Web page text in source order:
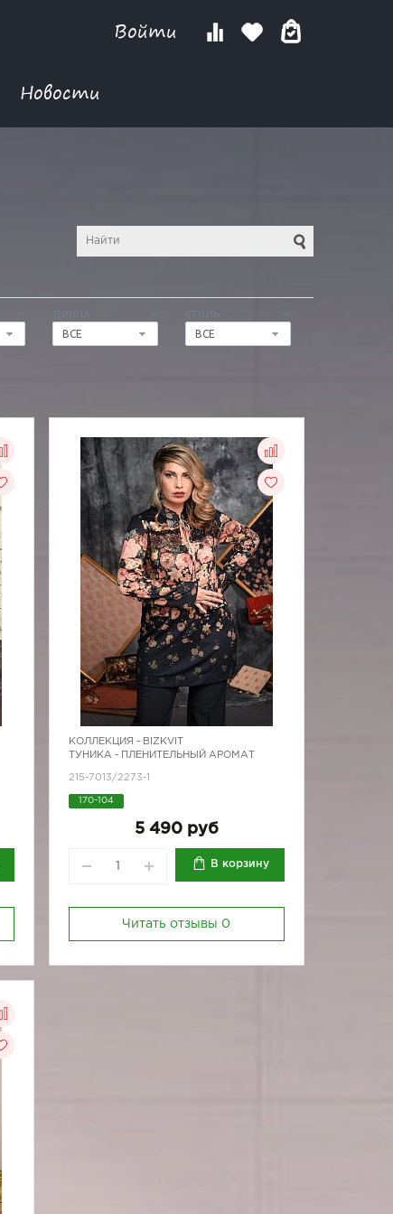
Войти
Новости
ДЛИНА
ВСЕ
СТИЛЬ
ВСЕ
КОЛЛЕКЦИЯ - BIZKVIT
ТУНИКА - ПЛЕНИТЕЛЬНЫЙ АРОМАТ
215-7013/2273-1
170-104
5 490 руб
В корзину
Читать отзывы 0